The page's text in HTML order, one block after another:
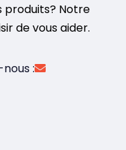
produits? Notre
de vous aider.
: